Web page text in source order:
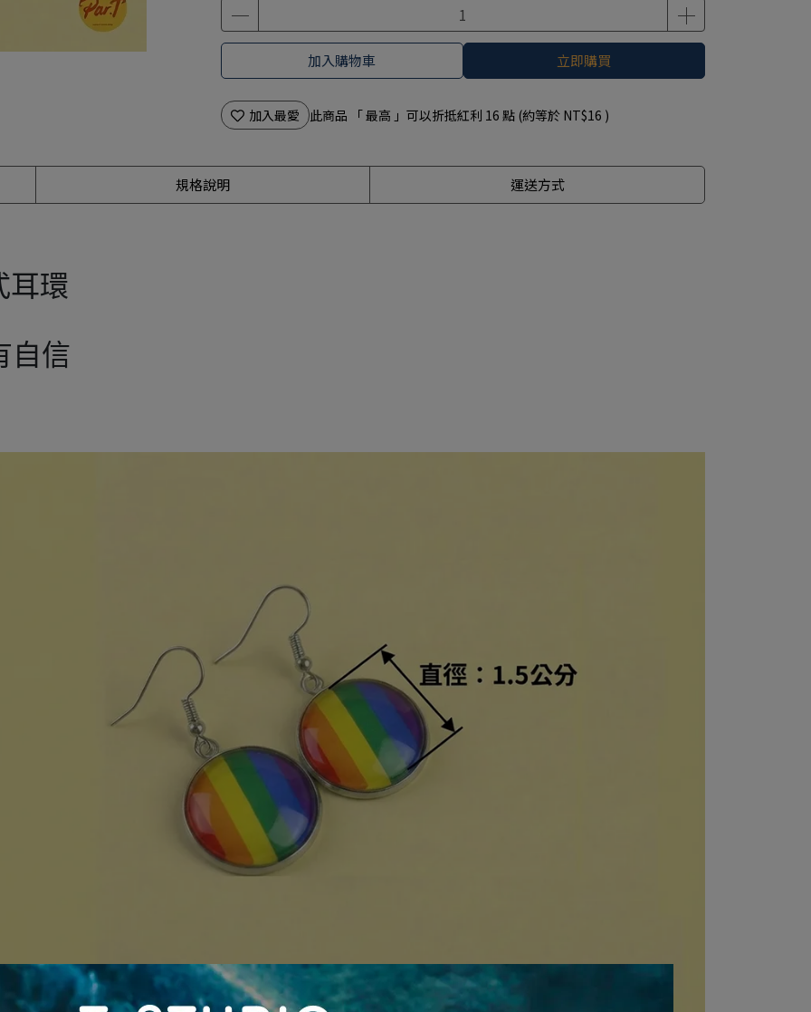
加入購物車 立即購買
加入最愛 此商品 「 最高 」可以折抵紅利 16 點 (約等於 NT$16 )
規格說明 運送方式
耳環
自信